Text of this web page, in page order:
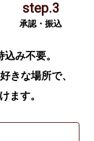
step.3
承認・振込
み不要。
きな場所で、
ます。